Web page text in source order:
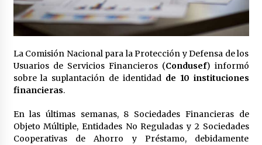
Laura Itzel Castillo será la nueva secretaria de
las Mujeres, anuncia Sheinbaum
2 meses atrás
Sheinbaum descarta reunión entre CNTE y
Segob: «ya dimos nuestras propuestas»
2 meses atrás
Zar antidrogas de EE.UU.: “vamos por los
políticos mexicanos que protegen al narco”
2 meses atrás
La Comisión Nacional para la Protección y Defensa de los
Usuarios de Servicios Financieros (Condusef) informó
sobre la suplantación de identidadde 10 instituciones
financieras.
En las últimas semanas, 8 Sociedades Financieras de
Objeto Múltiple, Entidades No Reguladas y 2 Sociedades
Cooperativas de Ahorro y Préstamo, debidamente